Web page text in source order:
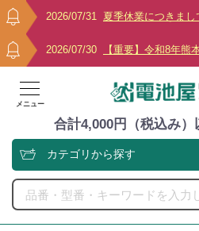
2026/07/31 夏季休業につきまし
2026/07/30 【重要】令和8年熊
メニュー
合計4,000円（税込み）